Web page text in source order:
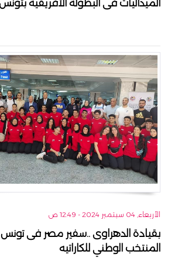
الميداليات فى البطولة الأفريقية
الأربعاء, 04 سبتمبر 2024 - 12:49 ص
بقيادة الدهراوى ..سفير مصر فى
المنتخب الوطني للكاراتيه